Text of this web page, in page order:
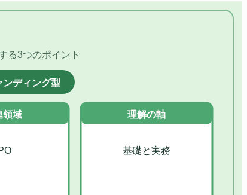
る3つのポイント
ンディング型
領域 理解の軸
基礎と実務